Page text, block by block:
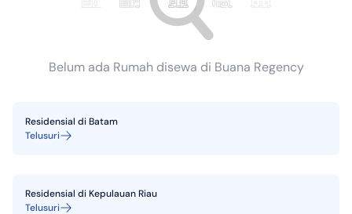
Belum ada Rumah disewa di Buana Regency
Residensial diBatam
Telusuri
Residensial diKepulauan Riau
Telusuri